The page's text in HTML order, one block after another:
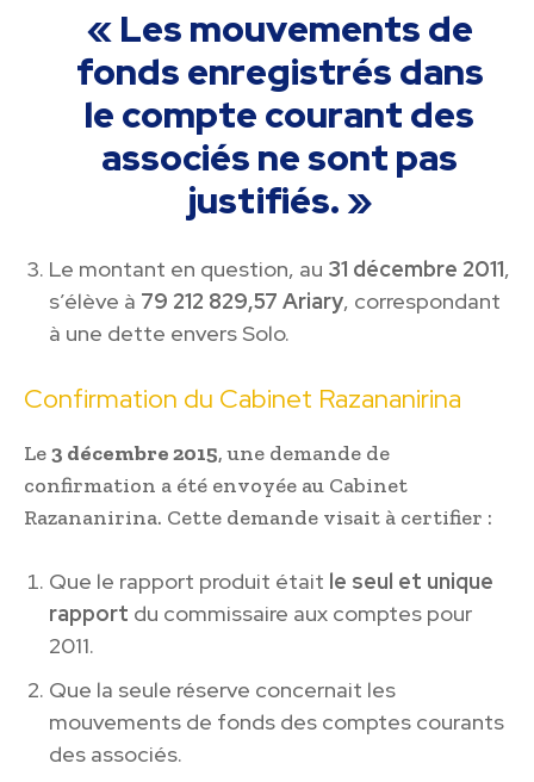
« Les mouvements de
fonds enregistrés dans
le compte courant des
associés ne sont pas
justifiés. »
Le montant en question, au 31 décembre 2011,
s’élève à 79 212 829,57 Ariary, correspondant
à une dette envers Solo.
Confirmation du Cabinet Razananirina
Le3 décembre 2015, une demande de
confirmation a été envoyée au Cabinet
Razananirina. Cette demande visait à certifier :
Que le rapport produit était le seul et unique
rapport du commissaire aux comptes pour
2011.
Que la seule réserve concernait les
mouvements de fonds des comptes courants
des associés.